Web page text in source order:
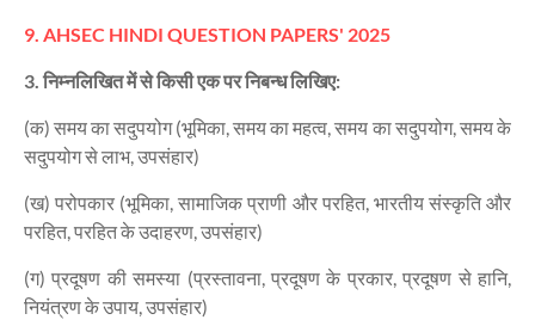
9. AHSEC HINDI QUESTION PAPERS' 2025
3. निम्नलिखित में से किसी एक पर निबन्ध लिखिए:
(क) समय का सदुपयोग (भूमिका, समय का महत्व, समय का सदुपयोग, समय के
सदुपयोग से लाभ, उपसंहार)
(ख) परोपकार (भूमिका, सामाजिक प्राणी और परहित, भारतीय संस्कृति और
परहित, परहित के उदाहरण, उपसंहार)
(ग) प्रदूषण की समस्या (प्रस्तावना, प्रदूषण के प्रकार, प्रदूषण से हानि,
नियंत्रण के उपाय, उपसंहार)